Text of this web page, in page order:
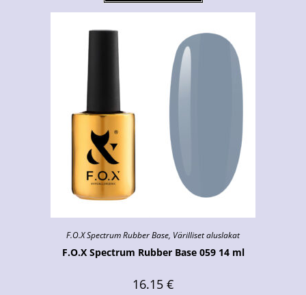
F.O.X Spectrum Rubber Base, Värilliset aluslakat
F.O.X Spectrum Rubber Base 059 14 ml
16.15 €